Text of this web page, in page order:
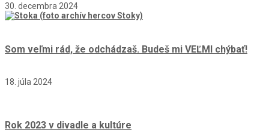
30. decembra 2024
Som veľmi rád, že odchádzaš. Budeš mi VEĽMI chýbať!
18. júla 2024
Rok 2023 v divadle a kultúre